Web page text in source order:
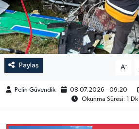
Paylaş A-
Pelin Güvendik 08.07.2026 - 09:20
Okunma Süresi: 1 Dk